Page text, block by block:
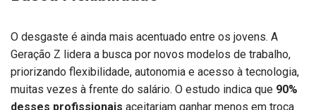
O desgaste é ainda mais acentuado entre os jovens. A
Geração Z lidera a busca por novos modelos de trabalho,
priorizando flexibilidade, autonomia e acesso à tecnologia,
muitas vezes à frente do salário. O estudo indica que 90%
desses profissionais aceitariam ganhar menos em troca